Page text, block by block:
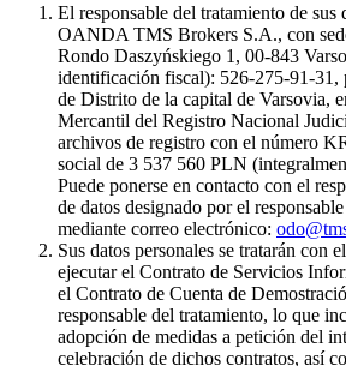
El responsable del tratamiento de sus
OANDA TMS Brokers S.A., con
Rondo Daszyńskiego 1, 00-843
identificación fiscal): 526-275-91-31,
de Distrito de la capital de Varsovia,
Mercantil del Registro Nacional
archivos de registro con el número
social de 3 537 560 PLN
Puede ponerse en contacto con el
de datos designado por el
mediante correo electrónico:
Sus datos personales se tratarán con
ejecutar el Contrato de Servicios
el Contrato de Cuenta de
responsable del tratamiento, lo que
adopción de medidas a petición del
celebración de dichos contratos, así